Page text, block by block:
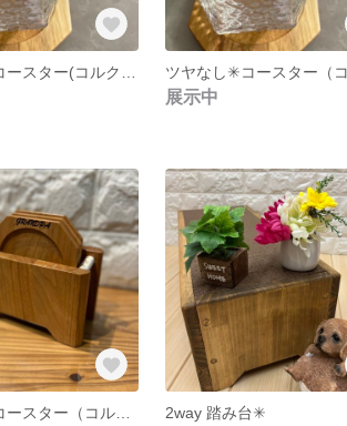
展示中
ツヤあり✳︎コースター（コルクなし） 3枚組 チェリーの木🍒 2way 踏み台✳︎